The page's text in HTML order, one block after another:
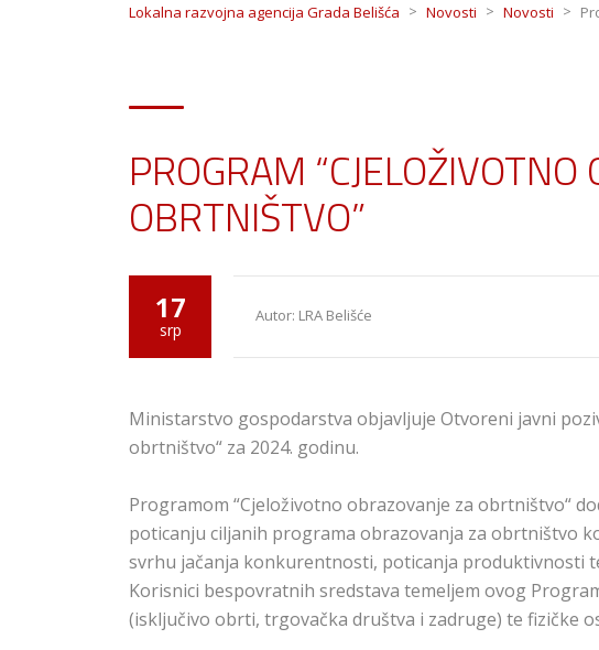
Lokalna razvojna agencija Grada Belišća > Novosti > Novosti >
PROGRAM
OBRTNIŠTVO”
17
srp
Autor: LRA Belišće
Ministarstvo gospodarstva objavljuje Otvoreni javni
obrtništvo“ za 2024. godinu.
Programom “Cjeloživotno obrazovanje za obrtništvo“
poticanju ciljanih programa obrazovanja za obrtništvo
svrhu jačanja konkurentnosti, poticanja produktivnosti
Korisnici bespovratnih sredstava temeljem ovog
(isključivo obrti, trgovačka društva i zadruge) te fizičke